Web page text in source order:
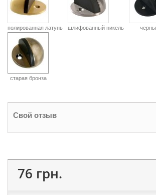
полированная латунь шлифованный никель
старая бронза
Свой отзыв
76 грн.